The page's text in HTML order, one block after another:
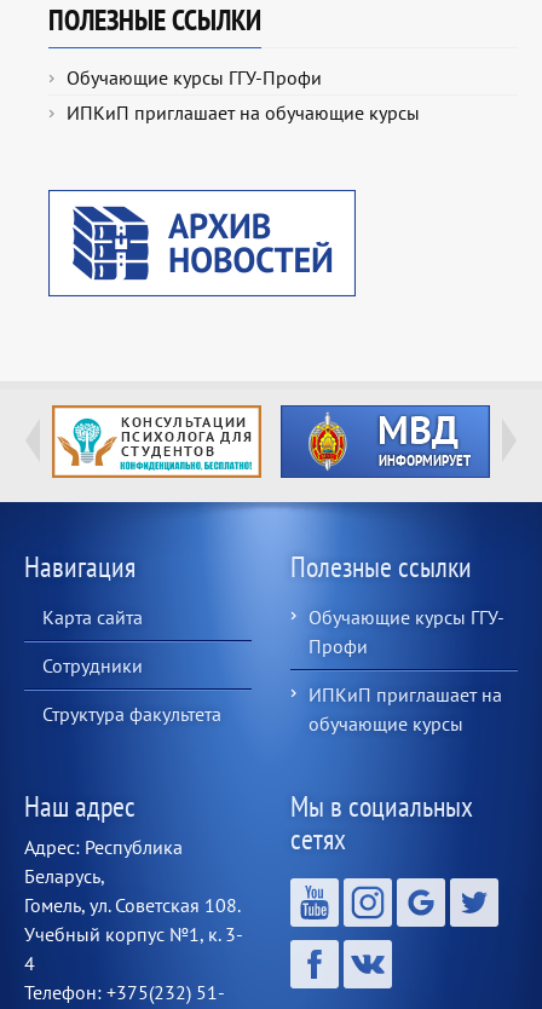
ПОЛЕЗНЫЕ ССЫЛКИ
Обучающие курсы ГГУ-Профи
ИПКиП приглашает на обучающие курсы
Навигация
Карта сайта
Сотрудники
Структура факультета
Полезные ссылки
Обучающие курсы ГГУ-
Профи
ИПКиП приглашает на
обучающие курсы
Наш адрес
Адрес: Республика
Беларусь,
Гомель, ул. Советская 108.
Учебный корпус №1, к. 3-
4
Телефон: +375(232) 51-
Мы в социальных
сетях